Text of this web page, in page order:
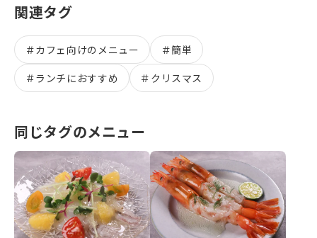
関連タグ
＃カフェ向けのメニュー ＃簡単
＃ランチにおすすめ ＃ クリスマス
同じタグのメニュー